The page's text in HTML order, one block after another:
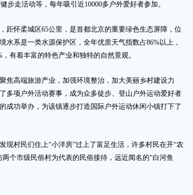
步走活动等，每年吸引近10000多户外爱好者参加。
怀柔城区65公里，是首都北京的重要绿色生态屏障，位
水系是一类水源保护区，全年优质天气指数占86%以上，
有着丰富的特色产业和独特的自然景观。
高端旅游产业，加强环境整治，加大美丽乡村建设力
多项户外活动赛事，成为众多徒步、登山户外运动爱好者
成功举办，为该镇逐步打造国际户外运动休闲小镇打下了
村民们住上“小洋房”过上了富足生活，许多村民在开“农
个市级民俗村为代表的民俗接待，远近闻名的“白河鱼